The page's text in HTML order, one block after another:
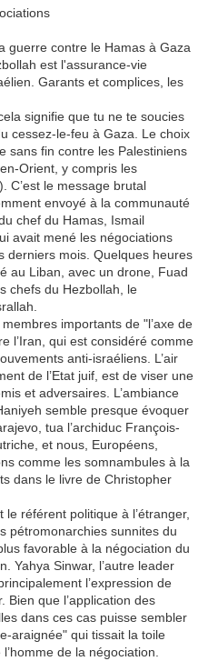
guerre contre le Hamas à Gaza
est l'assurance-vie
Garants et complices, les
signifie que tu ne te soucies
cessez-le-feu à Gaza. Le choix
sans fin contre les Palestiniens
Orient, y compris les
C’est le message brutal
envoyé à la communauté
chef du Hamas, Ismail
avait mené les négociations
derniers mois. Quelques heures
au Liban, avec un drone, Fuad
chefs du Hezbollah, le
importants de "l’axe de
l’Iran, qui est considéré comme
anti-israéliens. L’air
de l’Etat juif, est de viser une
et adversaires. L’ambiance
semble presque évoquer
tua l’archiduc François-
et nous, Européens,
comme les somnambules à la
dans le livre de Christopher
référent politique à l’étranger,
pétromonarchies sunnites du
favorable à la négociation du
Yahya Sinwar, l’autre leader
l’expression de
Bien que l’application des
dans ces cas puisse sembler
araignée" qui tissait la toile
de la négociation.